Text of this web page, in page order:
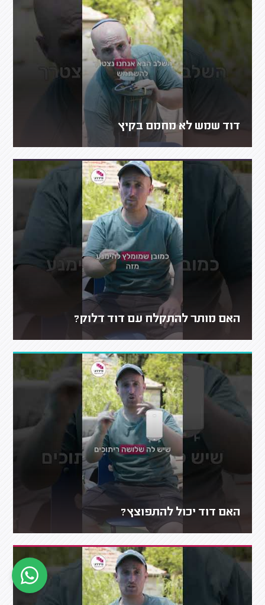
דוד שמש לא מחמם בקיץ
האם מותר להתקלח עם דוד דלוק?
האם דוד יכול להתפוצץ?